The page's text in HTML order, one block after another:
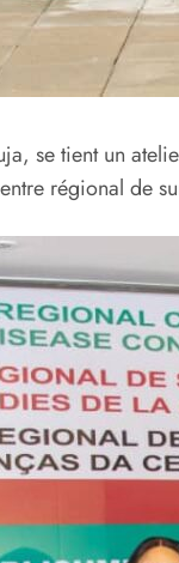
se tient un
régional de